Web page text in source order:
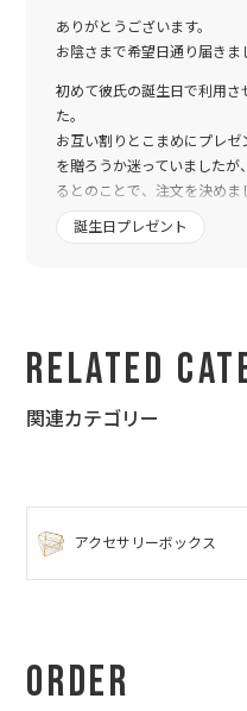
ありがとうございます。
お陰さまで希望日通り届きま
初めて彼氏の誕生日で利用さ
た。
お互い割りとこまめにプレ
を贈ろうか迷っていました
るとのことで、注文を決めま
メッセージが中々決まらず
たが、こちらのレイアウト
誕生日プレゼント
Related
関連カテゴリー
アクセサリーボックス
Order